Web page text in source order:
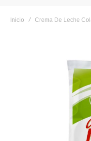
Inicio Crema De Leche